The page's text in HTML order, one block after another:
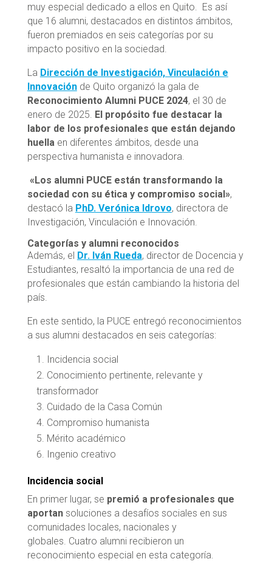
muy especial dedicado a ellos en Quito. Es así
que 16 alumni, destacados en distintos ámbitos,
fueron premiados en seis categorías por su
impacto positivo en la sociedad.
La Dirección de Investigación, Vinculación e
Innovaciónde Quito organizó la gala de
Reconocimiento Alumni PUCE 2024, el 30 de
enero de 2025. El propósito fue destacar la
labor de los profesionales que están dejando
huellaen diferentes ámbitos, desde una
perspectiva humanista e innovadora.
«Los alumni PUCE están transformando la
sociedad con su ética y compromiso social»,
destacó la PhD. Verónica Idrovo, directora de
Investigación, Vinculación e Innovación.
Categorías y alumni reconocidos
Además, el Dr. Iván Rueda, director de Docencia y
Estudiantes, resaltó la importancia de una red de
profesionales que están cambiando la historia del
país.
En este sentido, la PUCE entregó reconocimientos
a sus alumni destacados en seis categorías:
Incidencia social
Conocimiento pertinente, relevante y
transformador
Cuidado de la Casa Común
Compromiso humanista
Mérito académico
Ingenio creativo
Incidencia social
En primer lugar, se premió a profesionales que
aportan soluciones a desafíos sociales en sus
comunidades locales, nacionales y
globales. Cuatro alumni recibieron un
reconocimiento especial en esta categoría.